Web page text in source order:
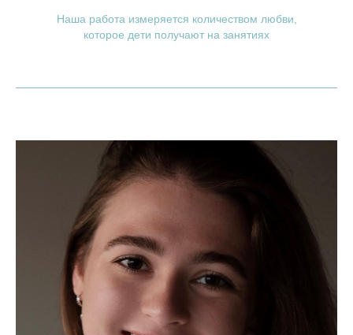
Наша работа измеряется количеством любви,
которое дети получают на занятиях